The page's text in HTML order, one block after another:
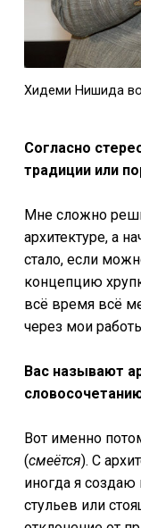
Хидеми Нишида
Согласно
традиции или
Мне сложно
архитектуре, а
стало, если
концепцию
всё время всё
через мои
Вас называют
Вот именно
(смеётся). С
иногда я
стульев или